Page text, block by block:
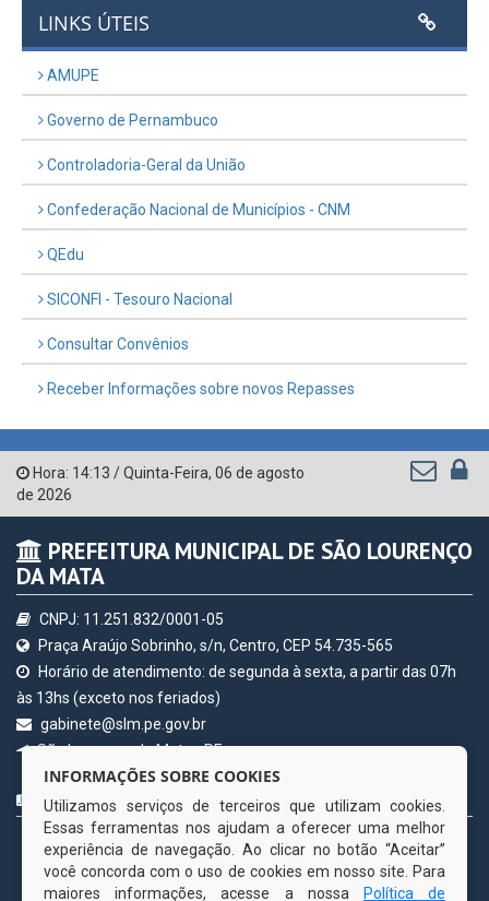
LINKS ÚTEIS
AMUPE
Governo de Pernambuco
Controladoria-Geral da União
Confederação Nacional de Municípios - CNM
QEdu
SICONFI - Tesouro Nacional
Consultar Convênios
PREFEITURA MUNICIPAL DE SÃO LOURENÇO
DA MATA
CNPJ: 11.251.832/0001-05
Praça Araújo Sobrinho, s/n, Centro, CEP 54.735-565
Horário de atendimento: de segunda à sexta, a partir das 07h
às 13hs (exceto nos feriados)
São Lourenço da Mata - PE
CURTA NOSSA FAN PAGE
INFORMAÇÕES SOBRE COOKIES
Utilizamos serviços de terceiros que utilizam cookies.
Essas ferramentas nos ajudam a oferecer uma melhor
experiência de navegação. Ao clicar no botão “Aceitar”
você concorda com o uso de cookies em nosso site. Para
maiores informações, acesse a nossa
Política de